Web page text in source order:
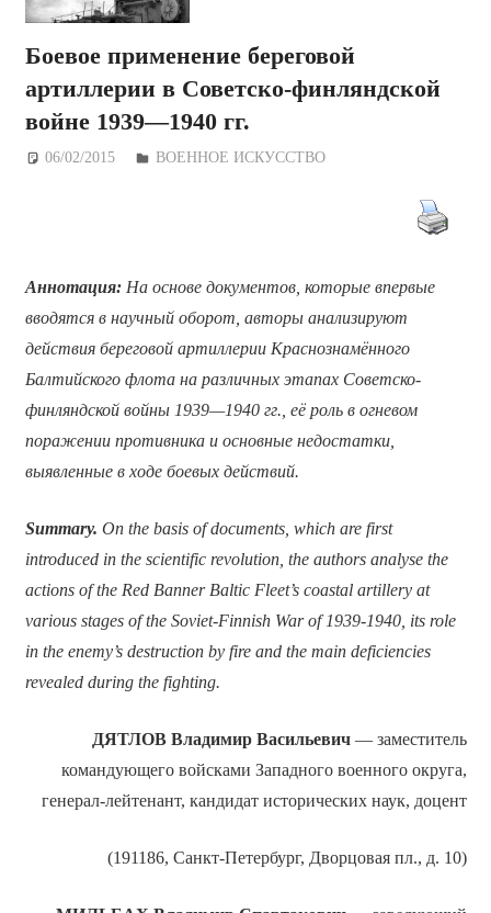
Боевое применение береговой
артиллерии в Советско-финляндской
войне 1939—1940 гг.
06/02/2015 Дежурный по Редакции
ВОЕННОЕ ИСКУССТВО
Аннотация: На основе документов, которые впервые
вводятся в научный оборот, авторы анализируют
действия береговой артиллерии Краснознамённого
Балтийского флота на различных этапах Советско-
финляндской войны 1939—1940 гг., её роль в огневом
поражении противника и основные недостатки,
выявленные в ходе боевых действий.
Summary. On the basis of documents, which are first
introduced in the scientific revolution, the authors analyse the
actions of the Red Banner Baltic Fleet’s coastal artillery at
various stages of the Soviet-Finnish War of 1939-1940, its role
in the enemy’s destruction by fire and the main deficiencies
revealed during the fighting.
ДЯТЛОВ Владимир Васильевич— заместитель
командующего войсками Западного военного округа,
генерал-лейтенант, кандидат исторических наук, доцент
(191186, Санкт-Петербург, Дворцовая пл., д. 10)